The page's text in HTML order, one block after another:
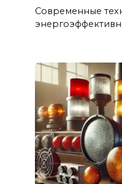
Современные